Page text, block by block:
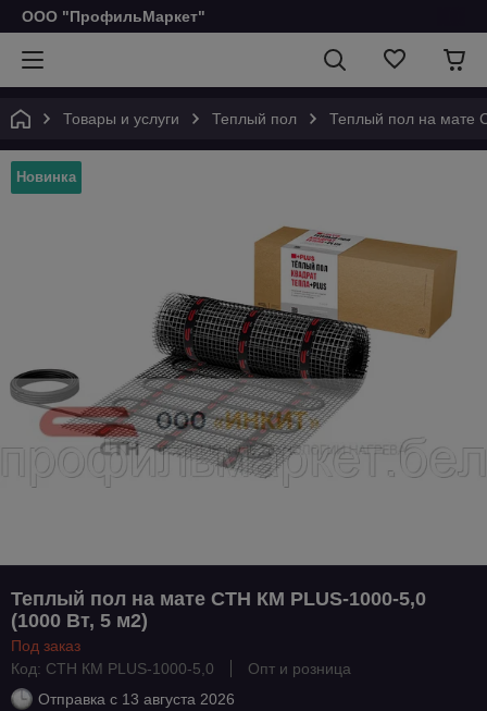
ООО "ПрофильМаркет"
Товары и услуги Теплый пол Теплый пол на мате
Новинка
Теплый пол на мате СТН КМ PLUS-1000-5,0
(1000 Вт, 5 м2)
Под заказ
Код: СТН КМ PLUS-1000-5,0
Опт и розница
Отправка с 13 августа 2026